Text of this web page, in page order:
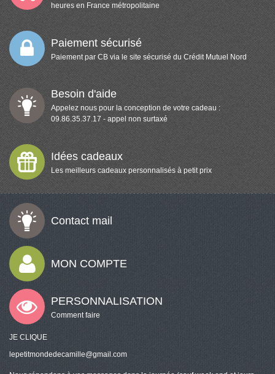
heures en France métropolitaine
Paiement sécurisé
Paiement par CB via le site sécurisé du Crédit Mutuel Nord
Besoin d'aide
Appelez nous pour la conception de votre cadeau :
09.86.35.37.17 - appel non surtaxé
Idées cadeaux
Les meilleurs cadeaux personnalisés à petit prix
Contact mail
MON COMPTE
PERSONNALISATION
Comment faire
JE CLIQUE
lepetitmondedecamille@gmail.com